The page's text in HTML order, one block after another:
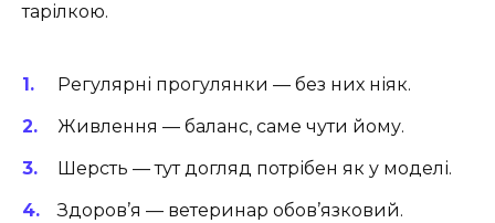
тарілкою.
Регулярні прогулянки — без них ніяк.
Живлення — баланс, саме чути йому.
Шерсть — тут догляд потрібен як у моделі.
Здоров’я — ветеринар обов’язковий.